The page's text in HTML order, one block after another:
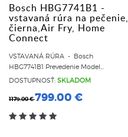
Bosch HBG7741B1 -
vstavaná rúra na pečenie,
čierna,Air Fry, Home
Connect
VSTAVANÁ RÚRA - Bosch
HBG7741B1 Prevedenie Model...
DOSTUPNOSŤ: SKLADOM
1179.00 €799.00 €